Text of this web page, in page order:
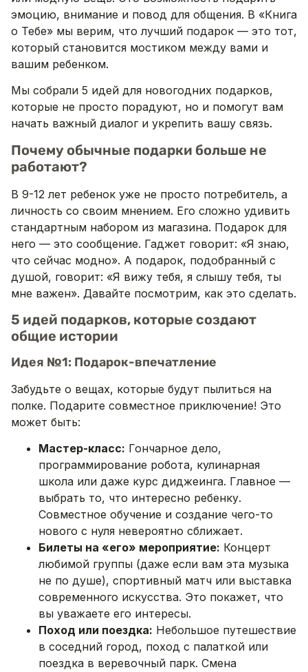
эмоцию, внимание и повод для общения. В «Книга
о Тебе» мы верим, что лучший подарок — это тот,
который становится мостиком между вами и
вашим ребенком.
Мы собрали 5 идей для новогодних подарков,
которые не просто порадуют, но и помогут вам
начать важный диалог и укрепить вашу связь.
Почему обычные подарки больше не
работают?
В 9-12 лет ребенок уже не просто потребитель, а
личность со своим мнением. Его сложно удивить
стандартным набором из магазина. Подарок для
него — это сообщение. Гаджет говорит: «Я знаю,
что сейчас модно». А подарок, подобранный с
душой, говорит: «Я вижу тебя, я слышу тебя, ты
мне важен». Давайте посмотрим, как это сделать.
5 идей подарков, которые создают
общие истории
Идея №1: Подарок-впечатление
Забудьте о вещах, которые будут пылиться на
полке. Подарите совместное приключение! Это
может быть:
Мастер-класс: Гончарное дело,
программирование робота, кулинарная
школа или даже курс диджеинга. Главное —
выбрать то, что интересно ребенку.
Совместное обучение и создание чего-то
нового с нуля невероятно сближает.
Билеты на «его» мероприятие: Концерт
любимой группы (даже если вам эта музыка
не по душе), спортивный матч или выставка
современного искусства. Это покажет, что
вы уважаете его интересы.
Поход или поездка: Небольшое путешествие
в соседний город, поход с палаткой или
поездка в веревочный парк. Смена